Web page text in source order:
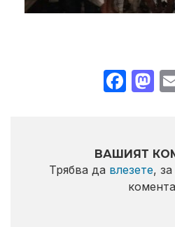
ВАШИЯТ
Трябва да влезете,